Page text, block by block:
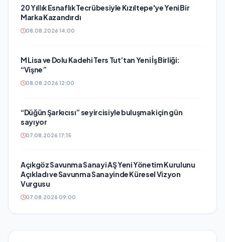
20 Yıllık Esnaflık Tecrübesiyle Kızıltepe'ye Yeni Bir
Marka Kazandırdı
08.08.2026 14:00
M Lisa ve Dolu Kadehi Ters Tut’tan Yeni İş Birliği:
“Vişne”
08.08.2026 12:00
“Düğün Şarkıcısı” seyircisiyle buluşmak için gün
sayıyor
07.08.2026 17:15
Açıkgöz Savunma Sanayi AŞ Yeni Yönetim Kurulunu
Açıkladı ve Savunma Sanayinde Küresel Vizyon
Vurgusu
07.08.2026 09:00